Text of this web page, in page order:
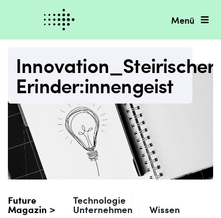
Menü
Innovation_Steirischer
Erinder:innengeist
Future
Magazin >
Technologie
Unternehmen Wissen